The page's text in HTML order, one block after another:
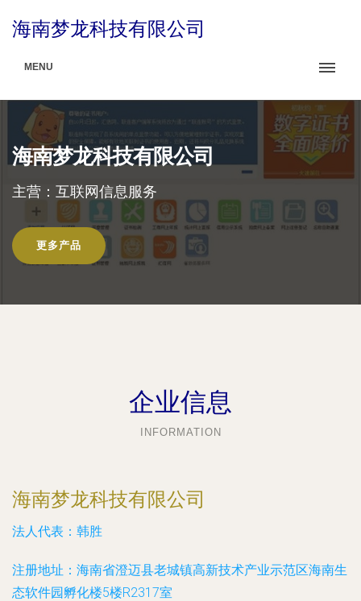
海南梦龙科技有限公司
MENU
海南梦龙科技有限公司
主营：互联网信息服务
更多产品
企业信息
INFORMATION
海南梦龙科技有限公司
法人代表： 韩胜
注册地址： 海南省澄迈县老城镇高新技术产业示范区海南生
态软件园孵化楼5楼R2317室